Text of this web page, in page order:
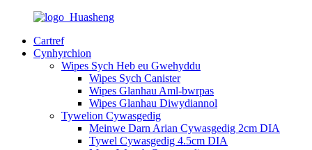
Cartref
Cynhyrchion
Wipes Sych Heb eu Gwehyddu
Wipes Sych Canister
Wipes Glanhau Aml-bwrpas
Wipes Glanhau Diwydiannol
Tywelion Cywasgedig
Meinwe Darn Arian Cywasgedig 2cm DIA
Tywel Cywasgedig 4.5cm DIA